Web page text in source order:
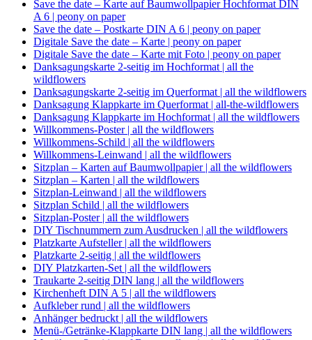
Save the date – Karte auf Baumwollpapier Hochformat DIN
A 6 | peony on paper
Save the date – Postkarte DIN A 6 | peony on paper
Digitale Save the date – Karte | peony on paper
Digitale Save the date – Karte mit Foto | peony on paper
Danksagungskarte 2-seitig im Hochformat | all the
wildflowers
Danksagungskarte 2-seitig im Querformat | all the wildflowers
Danksagung Klappkarte im Querformat | all-the-wildflowers
Danksagung Klappkarte im Hochformat | all the wildflowers
Willkommens-Poster | all the wildflowers
Willkommens-Schild | all the wildflowers
Willkommens-Leinwand | all the wildflowers
Sitzplan – Karten auf Baumwollpapier | all the wildflowers
Sitzplan – Karten | all the wildflowers
Sitzplan-Leinwand | all the wildflowers
Sitzplan Schild | all the wildflowers
Sitzplan-Poster | all the wildflowers
DIY Tischnummern zum Ausdrucken | all the wildflowers
Platzkarte Aufsteller | all the wildflowers
Platzkarte 2-seitig | all the wildflowers
DIY Platzkarten-Set | all the wildflowers
Traukarte 2-seitig DIN lang | all the wildflowers
Kirchenheft DIN A 5 | all the wildflowers
Aufkleber rund | all the wildflowers
Anhänger bedruckt | all the wildflowers
Menü-/Getränke-Klappkarte DIN lang | all the wildflowers